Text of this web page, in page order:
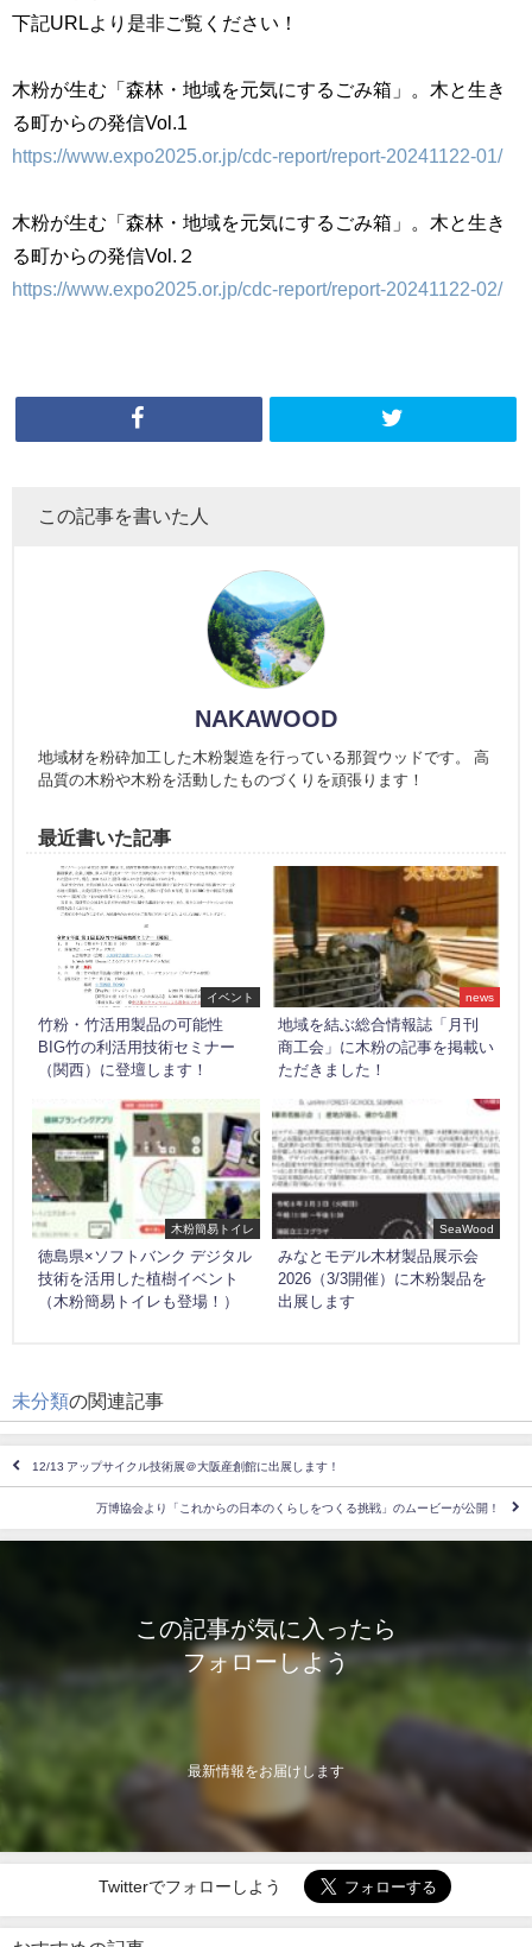
下記URLより是非ご覧ください！
木粉が生む「森林・地域を元気にするごみ箱」。木と生き
る町からの発信Vol.1
https://www.expo2025.or.jp/cdc-report/report-20241122-01/
木粉が生む「森林・地域を元気にするごみ箱」。木と生き
る町からの発信Vol.２
https://www.expo2025.or.jp/cdc-report/report-20241122-02/
この記事を書いた人
NAKAWOOD
地域材を粉砕加工した木粉製造を行っている那賀ウッドです。 高
品質の木粉や木粉を活動したものづくりを頑張ります！
最近書いた記事
イベント
竹粉・竹活用製品の可能性
BIG竹の利活用技術セミナー
（関西）に登壇します！
news
地域を結ぶ総合情報誌「月刊
商工会」に木粉の記事を掲載い
ただきました！
木粉簡易トイレ
徳島県×ソフトバンク デジタル
技術を活用した植樹イベント
（木粉簡易トイレも登場！）
SeaWood
みなとモデル木材製品展示会
2026（3/3開催）に木粉製品を
出展します
未分類の関連記事
12/13 アップサイクル技術展＠大阪産創館に出展します！
万博協会より「これからの日本のくらしをつくる挑戦」のムービーが公開！
この記事が気に入ったら
フォローしよう
最新情報をお届けします
Twitterでフォローしよう